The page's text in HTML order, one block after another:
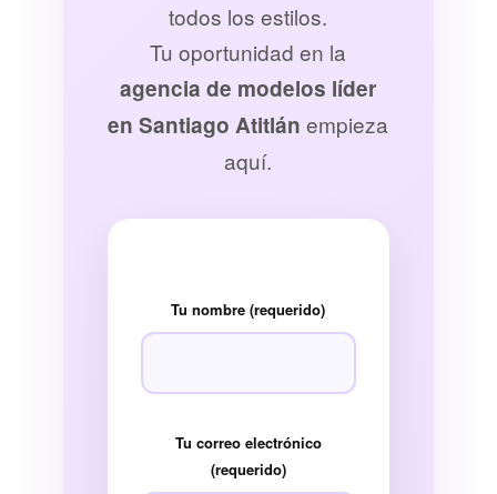
todos los estilos.
Tu oportunidad en la
agencia de modelos líder
en Santiago Atitlán empieza
aquí.
Tu nombre (requerido)
Tu correo electrónico
(requerido)